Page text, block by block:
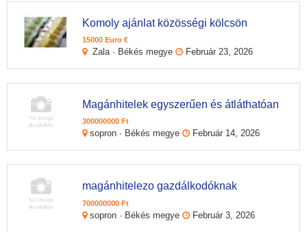
Komoly ajánlat közösségi kölcsön
15000 Euro €
Zala · Békés megye Február 23, 2026
Magánhitelek egyszerűen és átláthatóan
300000000 Ft
sopron · Békés megye Február 14, 2026
magánhitelezo gazdálkodóknak
700000000 Ft
sopron · Békés megye Február 3, 2026